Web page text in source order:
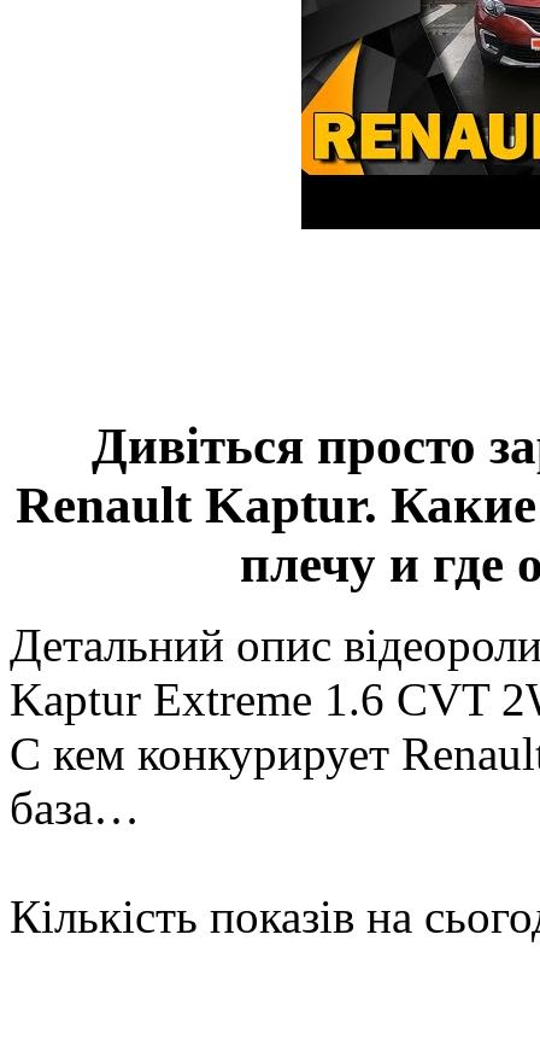
Дивіться просто
Renault Kaptur.
плечу и где
Детальний опис
Kaptur Extreme 1.6 CVT
С кем конкурирует
база…
Кількість показів на